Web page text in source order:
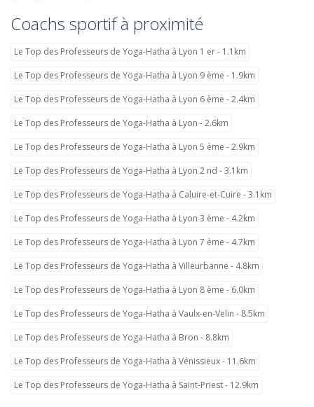
Coachs sportif à proximité
Le Top des Professeurs de Yoga-Hatha à Lyon 1 er - 1.1km
Le Top des Professeurs de Yoga-Hatha à Lyon 9 ème - 1.9km
Le Top des Professeurs de Yoga-Hatha à Lyon 6 ème - 2.4km
Le Top des Professeurs de Yoga-Hatha à Lyon - 2.6km
Le Top des Professeurs de Yoga-Hatha à Lyon 5 ème - 2.9km
Le Top des Professeurs de Yoga-Hatha à Lyon 2 nd - 3.1km
Le Top des Professeurs de Yoga-Hatha à Caluire-et-Cuire - 3.1km
Le Top des Professeurs de Yoga-Hatha à Lyon 3 ème - 4.2km
Le Top des Professeurs de Yoga-Hatha à Lyon 7 ème - 4.7km
Le Top des Professeurs de Yoga-Hatha à Villeurbanne - 4.8km
Le Top des Professeurs de Yoga-Hatha à Lyon 8 ème - 6.0km
Le Top des Professeurs de Yoga-Hatha à Vaulx-en-Velin - 8.5km
Le Top des Professeurs de Yoga-Hatha à Bron - 8.8km
Le Top des Professeurs de Yoga-Hatha à Vénissieux - 11.6km
Le Top des Professeurs de Yoga-Hatha à Saint-Priest - 12.9km